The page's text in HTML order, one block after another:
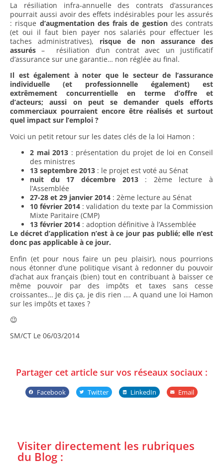
La résiliation infra-annuelle des contrats d’assurances
pourrait aussi avoir des effets indésirables pour les assurés
: risque d’augmentation des frais de gestiondes contrats
(et oui il faut bien payer nos salariés pour effectuer les
taches administratives), risque de non assurance des
assurés – résiliation d’un contrat avec un justificatif
d’assurance sur une garantie… non réglée au final.
Il est également à noter que le secteur de l’assurance
individuelle (et professionnelle également) est
extrêmement concurrentielle en terme d’offre et
d’acteurs; aussi on peut se demander quels efforts
commerciaux pourraient encore être réalisés et surtout
quel impact sur l’emploi ?
Voici un petit retour sur les dates clés de la loi Hamon :
2 mai 2013 : présentation du projet de loi en Conseil
des ministres
13 septembre 2013 : le projet est voté au Sénat
nuit du 17 décembre 2013: 2ème lecture à
l’Assemblée
27-28 et 29 janvier 2014 : 2ème lecture au Sénat
10 février 2014 : validation du texte par la Commission
Mixte Paritaire (CMP)
13 février 2014 : adoption définitive à l’Assemblée
Le décret d’application n’est à ce jour pas publié; elle n’est
donc pas applicable à ce jour.
Enfin (et pour nous faire un peu plaisir), nous pourrions
nous étonner d’une politique visant à redonner du pouvoir
d’achat aux français (bien) tout en contribuant à baisser ce
même pouvoir par des impôts et taxes sans cesse
croissantes… Je dis ça, je dis rien …. A quand une loi Hamon
sur les impôts et taxes ?
😉
SM/CT Le 06/03/2014
Partager cet article sur vos réseaux sociaux :
Facebook Twitter LinkedIn Email
Visiter directement les rubriques
du Blog :